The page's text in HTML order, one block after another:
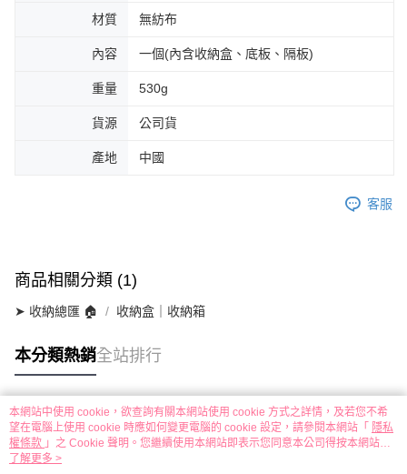
材質 無紡布
內容 一個(內含收納盒、底板、隔板)
重量 530g
貨源 公司貨
產地 中國
客服
商品相關分類 (1)
➤ 收納總匯 🏠 收納盒｜收納箱
本分類熱銷全站排行
熱門標籤
本網站中使用 cookie，欲查詢有關本網站使用 cookie 方式之詳情，及若您不希
望在電腦上使用 cookie 時應如何變更電腦的 cookie 設定，請參閱本網站「 隱私
權條款 」之 Cookie 聲明。您繼續使用本網站即表示您同意本公司得按本網站使
用條款之 Cookie 聲明使用 cookie。
了解更多 >